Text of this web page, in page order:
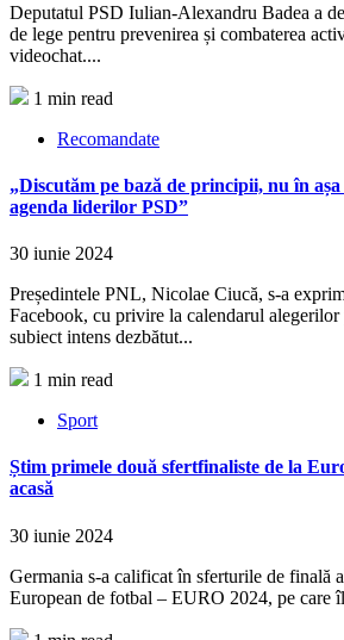
Deputatul PSD Iulian-Alexandru Badea a
de lege pentru prevenirea și combaterea
videochat....
1 min read
Recomandate
„Discutăm pe bază de principii, nu în
agenda liderilor PSD”
30 iunie 2024
Președintele PNL, Nicolae Ciucă, s-a
Facebook, cu privire la calendarul alegerilor
subiect intens dezbătut...
1 min read
Sport
Știm primele două sfertfinaliste de la
acasă
30 iunie 2024
Germania s-a calificat în sferturile de finală
European de fotbal – EURO 2024, pe care